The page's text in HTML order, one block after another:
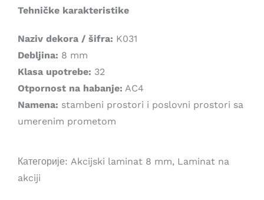
Tehničke karakteristike
Naziv dekora / šifra: K031
Debljina: 8 mm
Klasa upotrebe: 32
Otpornost na habanje: AC4
Namena: stambeni prostori i poslovni prostori sa
umerenim prometom
Категорије: Akcijski laminat 8 mm, Laminat na
akciji